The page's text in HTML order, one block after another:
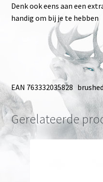
Denk ook eens aan een
handig om bij je te hebben
EAN 763332035828
Gerelateerde